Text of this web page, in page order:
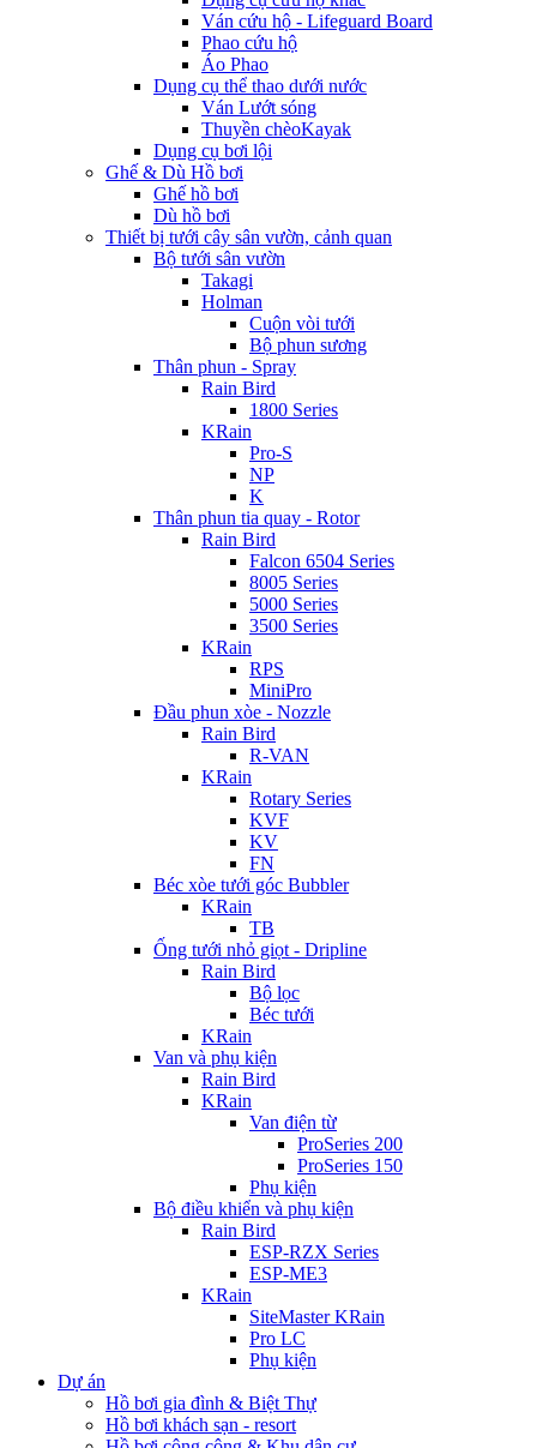
Ván cứu hộ - Lifeguard Board
Phao cứu hộ
Áo Phao
Dụng cụ thể thao dưới nước
Ván Lướt sóng
Thuyền chèoKayak
Dụng cụ bơi lội
Ghế & Dù Hồ bơi
Ghế hồ bơi
Dù hồ bơi
Thiết bị tưới cây sân vườn, cảnh quan
Bộ tưới sân vườn
Takagi
Holman
Cuộn vòi tưới
Bộ phun sương
Thân phun - Spray
Rain Bird
1800 Series
KRain
Pro-S
NP
K
Thân phun tia quay - Rotor
Rain Bird
Falcon 6504 Series
8005 Series
5000 Series
3500 Series
KRain
RPS
MiniPro
Đầu phun xòe - Nozzle
Rain Bird
R-VAN
KRain
Rotary Series
KVF
KV
FN
Béc xòe tưới góc Bubbler
KRain
TB
Ống tưới nhỏ giọt - Dripline
Rain Bird
Bộ lọc
Béc tưới
KRain
Van và phụ kiện
Rain Bird
KRain
Van điện từ
ProSeries 200
ProSeries 150
Phụ kiện
Bộ điều khiển và phụ kiện
Rain Bird
ESP-RZX Series
ESP-ME3
KRain
SiteMaster KRain
Pro LC
Phụ kiện
Dự án
Hồ bơi gia đình & Biệt Thự
Hồ bơi khách sạn - resort